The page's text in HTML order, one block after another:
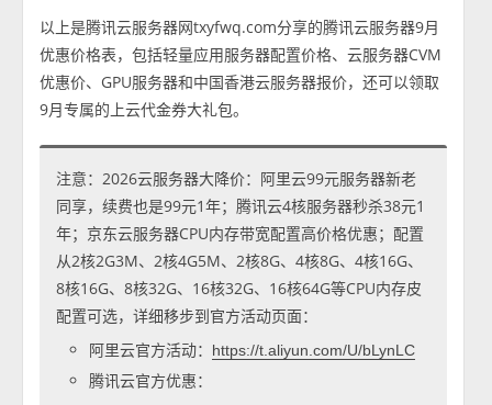
以上是腾讯云服务器网txyfwq.com分享的腾讯云服务器9月
优惠价格表，包括轻量应用服务器配置价格、云服务器CVM
优惠价、GPU服务器和中国香港云服务器报价，还可以领取
9月专属的上云代金券大礼包。
注意：2026云服务器大降价：阿里云99元服务器新老
同享，续费也是99元1年；腾讯云4核服务器秒杀38元1
年；京东云服务器CPU内存带宽配置高价格优惠；配置
从2核2G3M、2核4G5M、2核8G、4核8G、4核16G、
8核16G、8核32G、16核32G、16核64G等CPU内存皮
配置可选，详细移步到官方活动页面：
阿里云官方活动：
https://t.aliyun.com/U/bLynLC
腾讯云官方优惠：